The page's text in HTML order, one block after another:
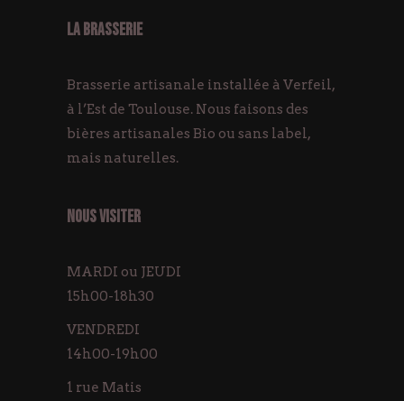
LA BRASSERIE
Brasserie artisanale installée à Verfeil,
à l’Est de Toulouse. Nous faisons des
bières artisanales Bio ou sans label,
mais naturelles.
NOUS VISITER
MARDI ou JEUDI
15h00-18h30
VENDREDI
14h00-19h00
1 rue Matis